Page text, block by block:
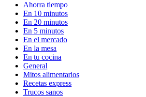
Ahorra tiempo
En 10 minutos
En 20 minutos
En 5 minutos
En el mercado
En la mesa
En tu cocina
General
Mitos alimentarios
Recetas express
Trucos sanos